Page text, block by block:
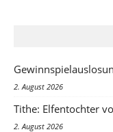
2. August 2026
Tithe: Elfentochter
2. August 2026